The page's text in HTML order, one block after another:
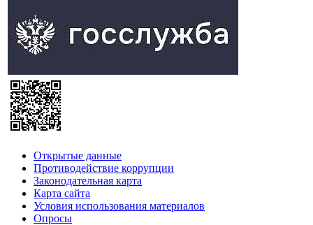
Открытые данные
Противодействие коррупции
Законодательная карта
Карта сайта
Условия использования материалов
Опросы